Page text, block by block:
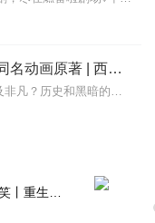
诡秘之主 | 多人有声剧丨同名动画原著 | 西幻克苏鲁 | 乌贼作品
蒸汽与机械的浪潮中，谁能触及非凡？历史和黑暗的迷雾里，又是谁在耳语？我从诡秘中醒来，睁眼看见这个世界：枪械，大炮，巨舰，飞空艇，差分机；魔药，占卜，诅咒，倒吊人...